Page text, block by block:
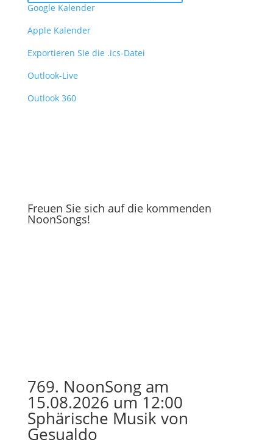
Google Kalender
Apple Kalender
Exportieren Sie die .ics-Datei
Outlook-Live
Outlook 360
Freuen Sie sich auf die kommenden
NoonSongs!
769. NoonSong am
15.08.2026 um 12:00
Sphärische Musik von
Gesualdo